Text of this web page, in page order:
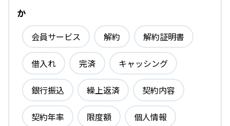
か
会員サービス 解約 解約証明書
借入れ 完済 キャッシング
銀行振込 繰上返済 契約内容
契約年率 限度額 個人情報